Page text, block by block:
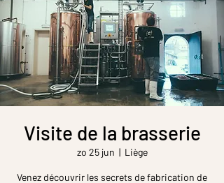
Visite de la brasserie
zo 25 jun
  |
Liège
Venez découvrir les secrets de fabrication de